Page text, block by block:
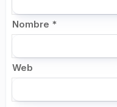
Nombre *
Web